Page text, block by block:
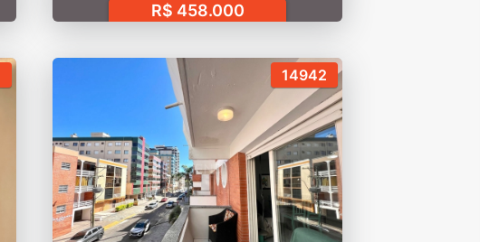
R$ 458.000
14942